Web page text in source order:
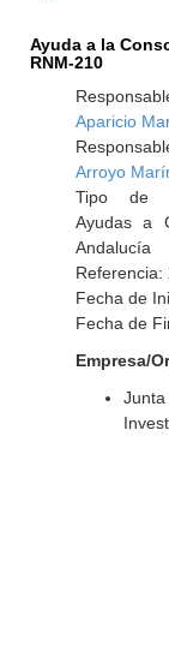
Ayuda a la
RNM-210
Aparicio
Arroyo
Tipo de
Ayudas a
Andalucía
Referencia:
Fecha de
Fecha de
Empresa/